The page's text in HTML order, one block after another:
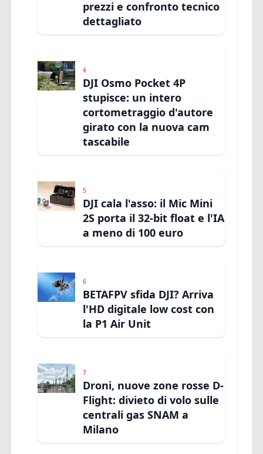
prezzi e confronto tecnico
dettagliato
4
DJI Osmo Pocket 4P
stupisce: un intero
cortometraggio d'autore
girato con la nuova cam
tascabile
5
DJI cala l'asso: il Mic Mini
2S porta il 32-bit float e l'IA
a meno di 100 euro
6
BETAFPV sfida DJI? Arriva
l'HD digitale low cost con
la P1 Air Unit
7
Droni, nuove zone rosse D-
Flight: divieto di volo sulle
centrali gas SNAM a
Milano